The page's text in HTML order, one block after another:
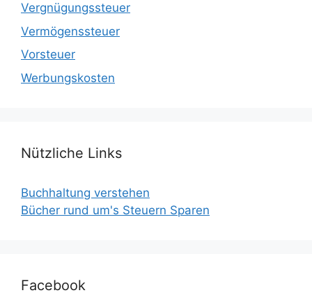
Vergnügungssteuer
Vermögenssteuer
Vorsteuer
Werbungskosten
Nützliche Links
Buchhaltung verstehen
Bücher rund um's Steuern Sparen
Facebook